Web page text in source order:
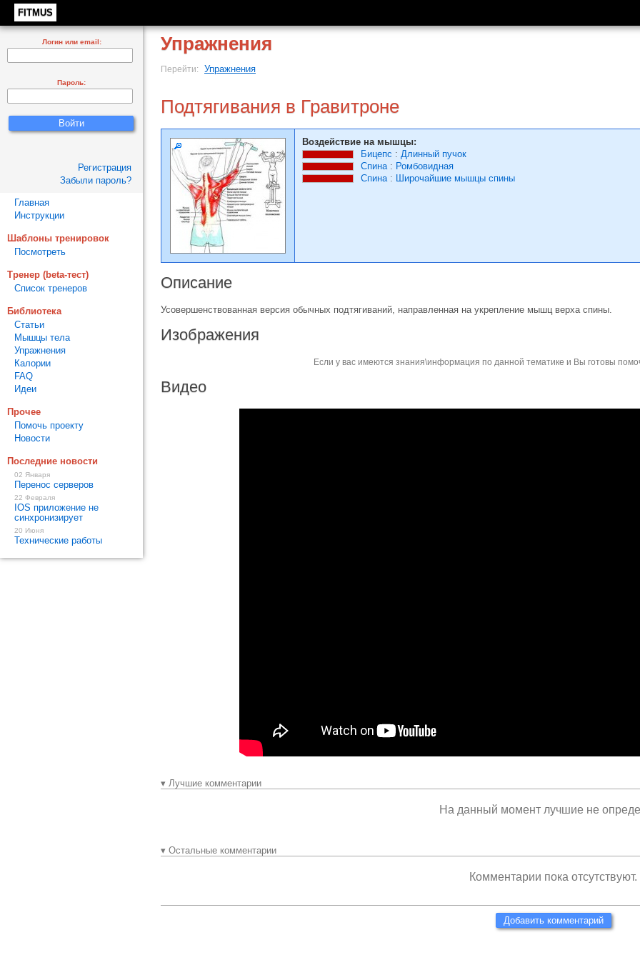
FITMUS
Упражнения
Перейти: Упражнения
Подтягивания в Гравитроне
Воздействие на мышцы:
Бицепс : Длинный пучок
Спина: Ромбовидная
Спина: Широчайшие мышцы спины
Описание
Усовершенствованная версия обычных подтягиваний, направленная на укрепление мышц верха спины.
Изображения
Если у вас имеются знания\информация по данной тематике и Вы готовы
Видео
▾ Лучшие комментарии
На данный момент лучшие не
▾ Остальные комментарии
Комментарии пока отсутствуют.
Добавить комментарий
Логин или email:
Пароль:
Регистрация
Забыли пароль?
Главная
Инструкции
Шаблоны тренировок
Посмотреть
Тренер (beta-тест)
Список тренеров
Библиотека
Статьи
Мышцы тела
Упражнения
Калории
FAQ
Идеи
Прочее
Помочь проекту
Новости
Последние новости
02 Января
Перенос серверов
22 Февраля
IOS приложение не
синхронизирует
20 Июня
Технические работы